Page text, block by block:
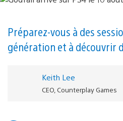
Préparez-vous à des
génération et à découvrir
Keith Lee
CEO, Counterplay Games